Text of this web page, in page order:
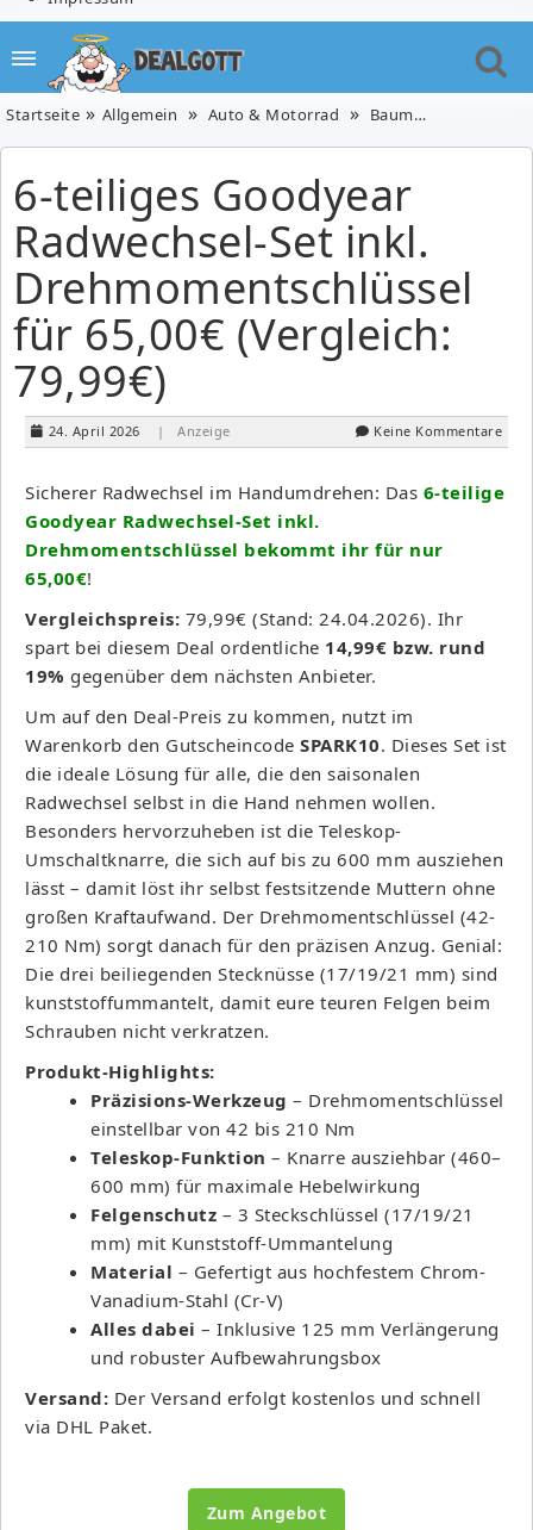
Startseite Allgemein Auto & Motorrad Baumarkt
6-teiliges Goodyear
Radwechsel-Set inkl.
Drehmomentschlüssel
für 65,00€ (Vergleich:
79,99€)
24. April 2026 | Anzeige Keine Kommentare
Sicherer Radwechsel im Handumdrehen: Das 6-teilige
Goodyear Radwechsel-Set inkl.
Drehmomentschlüssel bekommt ihr für nur
65,00€!
Vergleichspreis: 79,99€ (Stand: 24.04.2026). Ihr
spart bei diesem Deal ordentliche 14,99€ bzw. rund
19% gegenüber dem nächsten Anbieter.
Um auf den Deal-Preis zu kommen, nutzt im
Warenkorb den Gutscheincode SPARK10. Dieses Set ist
die ideale Lösung für alle, die den saisonalen
Radwechsel selbst in die Hand nehmen wollen.
Besonders hervorzuheben ist die Teleskop-
Umschaltknarre, die sich auf bis zu 600 mm ausziehen
lässt – damit löst ihr selbst festsitzende Muttern ohne
großen Kraftaufwand. Der Drehmomentschlüssel (42-
210 Nm) sorgt danach für den präzisen Anzug. Genial:
Die drei beiliegenden Stecknüsse (17/19/21 mm) sind
kunststoffummantelt, damit eure teuren Felgen beim
Schrauben nicht verkratzen.
Produkt-Highlights:
Präzisions-Werkzeug – Drehmomentschlüssel
einstellbar von 42 bis 210 Nm
Teleskop-Funktion – Knarre ausziehbar (460–
600 mm) für maximale Hebelwirkung
Felgenschutz – 3 Steckschlüssel (17/19/21
mm) mit Kunststoff-Ummantelung
Material – Gefertigt aus hochfestem Chrom-
Vanadium-Stahl (Cr-V)
Alles dabei – Inklusive 125 mm Verlängerung
und robuster Aufbewahrungsbox
Versand: Der Versand erfolgt kostenlos und schnell
via DHL Paket.
Zum Angebot